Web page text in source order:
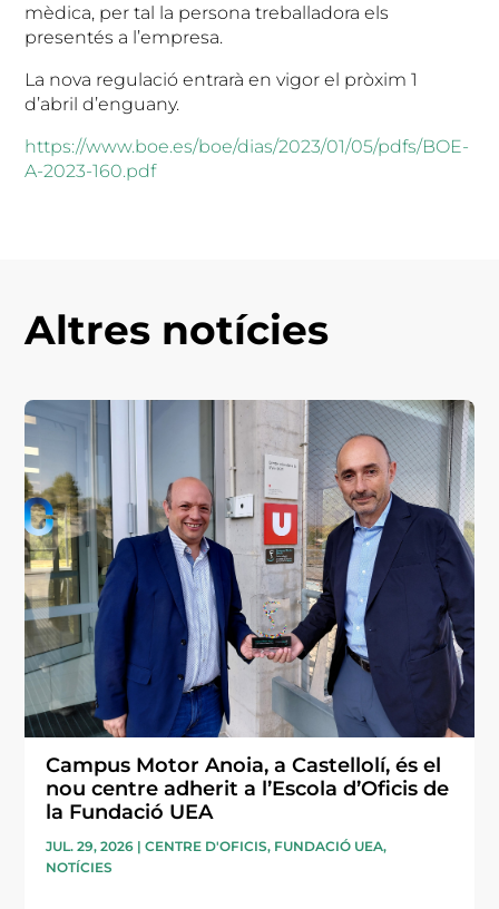
mèdica, per tal la persona treballadora els
presentés a l’empresa.
La nova regulació entrarà en vigor el pròxim 1
d’abril d’enguany.
https://www.boe.es/boe/dias/2023/01/05/pdfs/BOE-
A-2023-160.pdf
Altres notícies
Campus Motor Anoia, a Castellolí, és el
nou centre adherit a l’Escola d’Oficis de
la Fundació UEA
JUL. 29, 2026 |CENTRE D'OFICIS, FUNDACIÓ UEA,
NOTÍCIES